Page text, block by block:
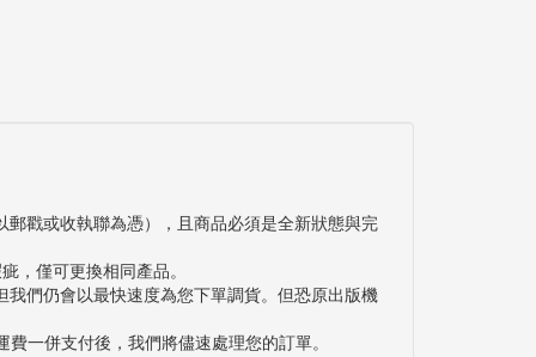
戳或收執聯為憑），且商品必須是全新狀態與完
，僅可更換相同產品。
們仍會以最快速度為您下單調貨。但恐原出版機
一併支付後，我們將儘速處理您的訂單。